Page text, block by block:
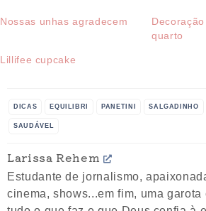
Nossas unhas agradecem
quarto
Lillifee cupcake
DICAS EQUILIBRI PANETINI SALGADINHO
SAUDÁVEL
Larissa Rehem
Estudante de jornalismo,
cinema, shows...em fim, uma garota